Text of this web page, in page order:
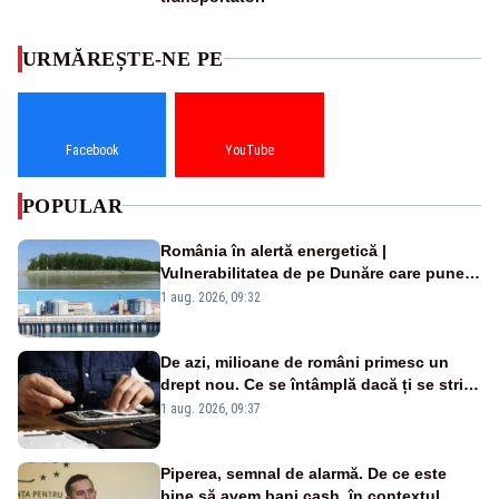
URMĂREȘTE-NE PE
Facebook YouTube
POPULAR
România în alertă energetică |
Vulnerabilitatea de pe Dunăre care pune
în pericol Centrala Cernavodă era
1 aug. 2026, 09:32
De azi, milioane de români primesc un
drept nou. Ce se întâmplă dacă ți se strică
un produs
1 aug. 2026, 09:37
Piperea, semnal de alarmă. De ce este
bine să avem bani cash, în contextul